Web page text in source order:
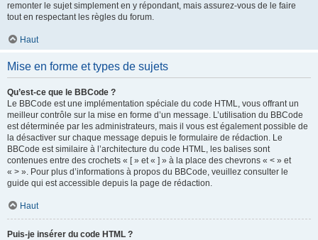
remonter le sujet simplement en y répondant, mais assurez-vous de le faire
tout en respectant les règles du forum.
Haut
Mise en forme et types de sujets
Qu’est-ce que le BBCode ?
Le BBCode est une implémentation spéciale du code HTML, vous offrant un
meilleur contrôle sur la mise en forme d’un message. L’utilisation du BBCode
est déterminée par les administrateurs, mais il vous est également possible de
la désactiver sur chaque message depuis le formulaire de rédaction. Le
BBCode est similaire à l’architecture du code HTML, les balises sont
contenues entre des crochets « [ » et « ] » à la place des chevrons « < » et
« > ». Pour plus d’informations à propos du BBCode, veuillez consulter le
guide qui est accessible depuis la page de rédaction.
Haut
Puis-je insérer du code HTML ?